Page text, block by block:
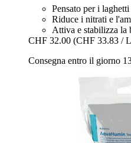
Pensato per i laghetti
Riduce i nitrati e
Attiva e stabilizza la
CHF 32.00 (CHF 33.83 /
Consegna entro il giorno